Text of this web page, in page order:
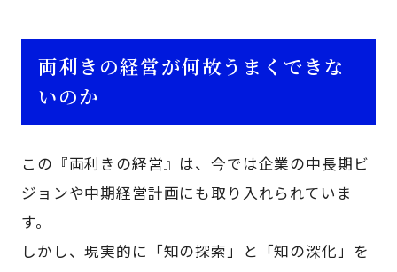
両利きの経営が何故うまくできな
いのか
この『両利きの経営』は、今では企業の中長期ビ
ジョンや中期経営計画にも取り入れられていま
す。
しかし、現実的に「知の探索」と「知の深化」を